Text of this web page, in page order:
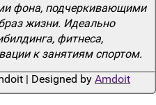
фона, подчеркивающими
жизни. Идеально
фитнеса,
к занятиям спортом.
| Designed by Amdoit